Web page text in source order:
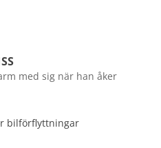
med sig när han åker